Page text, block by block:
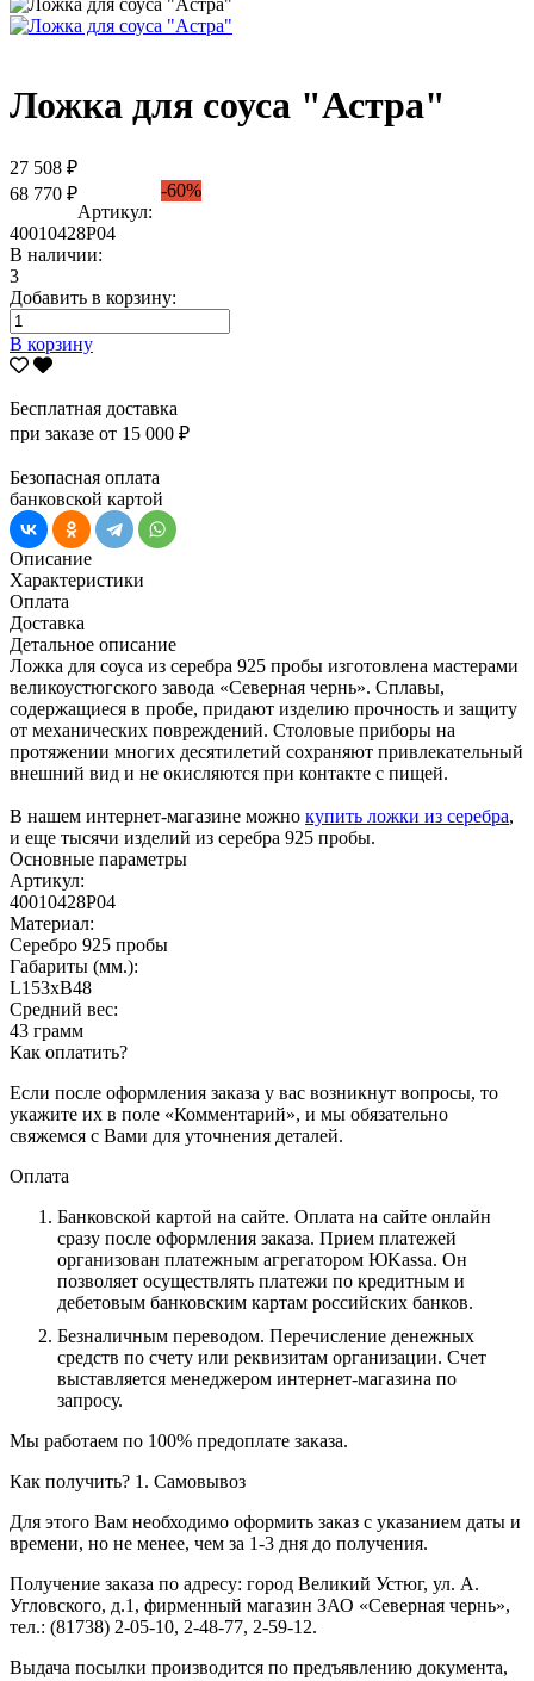
Ложка для соуса "Астра"
27 508 ₽
68 770 ₽
-60%
Артикул:
40010428Р04
В наличии:
3
Добавить в корзину:
В корзину
Бесплатная доставка
при заказе от 15 000 ₽
Безопасная оплата
банковской картой
Описание
Характеристики
Оплата
Доставка
Детальное описание
Ложка для соуса из серебра 925 пробы изготовлена мастерами
великоустюгского завода «Северная чернь». Сплавы,
содержащиеся в пробе, придают изделию прочность и защиту
от механических повреждений. Столовые приборы на
протяжении многих десятилетий сохраняют привлекательный
внешний вид и не окисляются при контакте с пищей.
В нашем интернет-магазине можно купить ложки из серебра,
и еще тысячи изделий из серебра 925 пробы.
Основные параметры
Артикул:
40010428Р04
Материал:
Серебро 925 пробы
Габариты (мм.):
L153хB48
Средний вес:
43 грамм
Как оплатить?
Если после оформления заказа у вас возникнут вопросы, то
укажите их в поле «Комментарий», и мы обязательно
свяжемся с Вами для уточнения деталей.
Оплата
Банковской картой на сайте. Оплата на сайте онлайн
сразу после оформления заказа. Прием платежей
организован платежным агрегатором ЮKassa. Он
позволяет осуществлять платежи по кредитным и
дебетовым банковским картам российских банков.
Безналичным переводом. Перечисление денежных
средств по счету или реквизитам организации. Счет
выставляется менеджером интернет-магазина по
запросу.
Мы работаем по 100% предоплате заказа.
Как получить? 1. Самовывоз
Для этого Вам необходимо оформить заказ с указанием даты и
времени, но не менее, чем за 1-3 дня до получения.
Получение заказа по адресу: город Великий Устюг, ул. А.
Угловского, д.1, фирменный магазин ЗАО «Северная чернь»,
тел.: (81738) 2-05-10, 2-48-77, 2-59-12.
Выдача посылки производится по предъявлению документа,